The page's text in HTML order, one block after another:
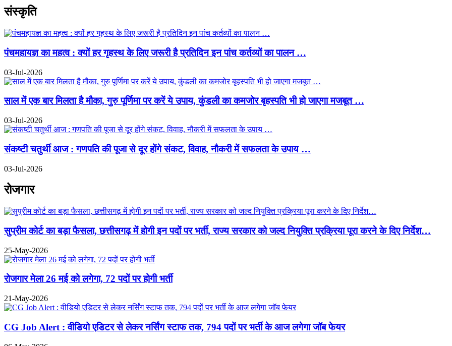
संस्कृति
पंचमहायज्ञ का महत्व : क्यों हर गृहस्थ के लिए जरूरी है प्रतिदिन इन पांच कर्तव्यों का पालन …
03-Jul-2026
साल में एक बार मिलता है मौका, गुरु पूर्णिमा पर करें ये उपाय, कुंडली का कमजोर बृहस्पति भी हो जाएगा मजबूत …
03-Jul-2026
संकष्टी चतुर्थी आज : गणपति की पूजा से दूर होंगे संकट, विवाह, नौकरी में सफलता के उपाय …
03-Jul-2026
रोजगार
सुप्रीम कोर्ट का बड़ा फैसला, छत्तीसगढ़ में होगी इन पदों पर भर्ती, राज्य सरकार को जल्द नियुक्ति प्रक्रिया पूरा करने के दिए निर्देश…
25-May-2026
रोजगार मेला 26 मई को लगेगा, 72 पदों पर होगी भर्ती
21-May-2026
CG Job Alert : वीडियो एडिटर से लेकर नर्सिंग स्टाफ तक, 794 पदों पर भर्ती के आज लगेगा जॉब फेयर